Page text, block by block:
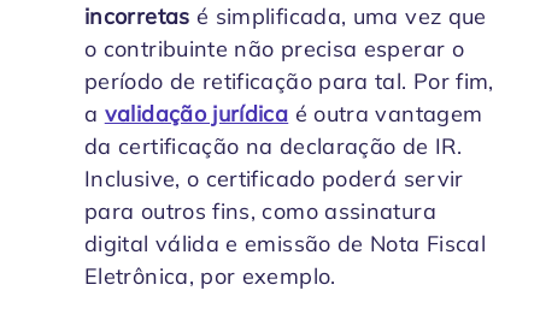
incorretas é simplificada, uma vez que
o contribuinte não precisa esperar o
período de retificação para tal. Por fim,
a validação jurídica é outra vantagem
da certificação na declaração de IR.
Inclusive, o certificado poderá servir
para outros fins, como assinatura
digital válida e emissão de Nota Fiscal
Eletrônica, por exemplo.